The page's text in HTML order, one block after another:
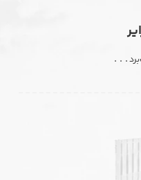
. . .